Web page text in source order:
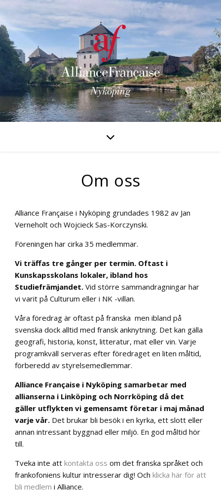
Om oss
Alliance Française i Nyköping grundades 1982 av Jan
Verneholt och Wojcieck Sas-Korczynski.
Föreningen har cirka 35 medlemmar.
Vi träffas tre gånger per termin. Oftast i
Kunskapsskolans lokaler, ibland hos
Studiefrämjandet. Vid större sammandragningar har
vi varit på Culturum eller i NK -villan.
Våra föredrag är oftast på franska men ibland på
svenska dock alltid med fransk anknytning. Det kan gälla
geografi, historia, konst, litteratur, mat eller vin. Varje
programkväll serveras efter föredraget en liten måltid,
förberedd av styrelsemedlemmar.
Alliance Française i Nyköping samarbetar med
allianserna i Linköping och Norrköping då det
gäller utflykten vi gemensamt företar i maj månad
varje vår. Det brukar bli besök i en kyrka, ett slott eller
annan intressant byggnad eller miljö. En god måltid hör
till.
Tveka inte att kontakta oss om det franska språket och
frankofoniens kultur intresserar dig! Och klicka här för att
bli medlem i Alliance.